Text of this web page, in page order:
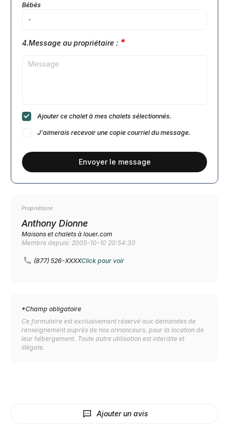
Propriétaire
Anthony Dionne
Maisons et chalets à louer.com
Membre depuis: 2005-10-10 20:54:30
(877) 526-XXXXClick pour voir
*Champ obligatoire
Ce formulaire est exclusivement réservé aux demandes de
renseignement auprès de nos annonceurs, pour la location de
leur hébergement. Toute autre utilisation est interdite et
illégale.
Bébés
4.Message au propriétaire : *
Ajouter ce chalet à mes chalets sélectionnés.
J'aimerais recevoir une copie courriel du message.
Envoyer le message
Ajouter un avis